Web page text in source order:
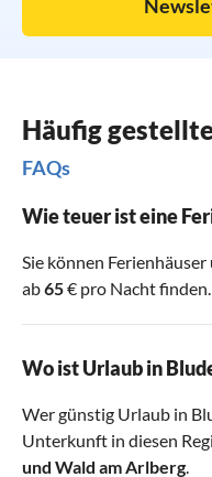
Häufig
FAQs
Wie teuer ist eine
Sie können
ab65€ pro Nacht finden.
Wo ist Urlaub in
Wer günstig Urlaub in
Unterkunft in diesen
und Wald am Arlberg.